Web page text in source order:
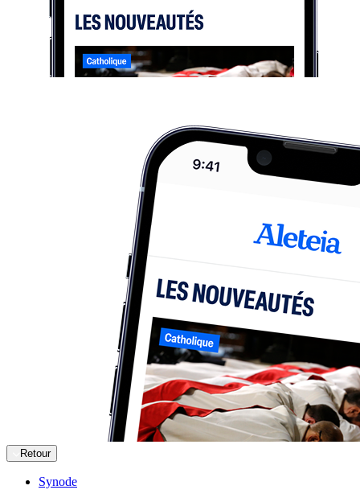
Retour
Synode